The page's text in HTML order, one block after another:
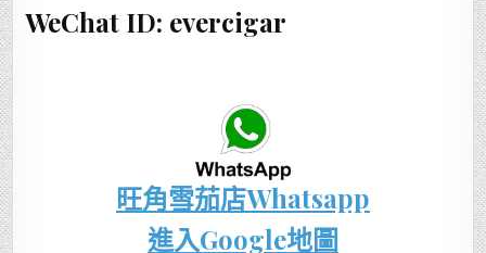
WeChat ID: evercigar
旺角雪茄店Whatsapp
進入Google地圖